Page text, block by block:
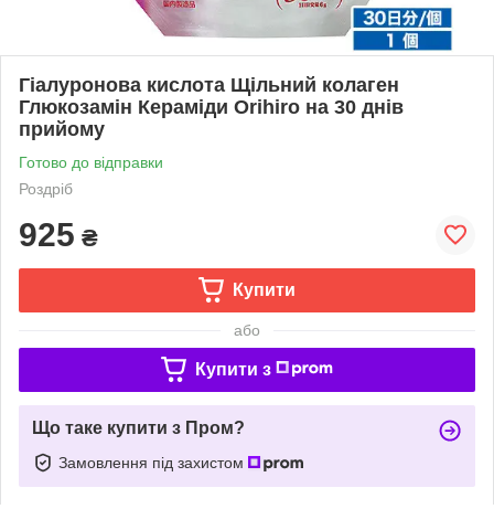
Гіалуронова кислота Щільний колаген
Глюкозамін Кераміди Orihiro на 30 днів
прийому
Готово до відправки
Роздріб
925 ₴
Купити
або
Купити з
Що таке купити з Пром?
Замовлення під захистом